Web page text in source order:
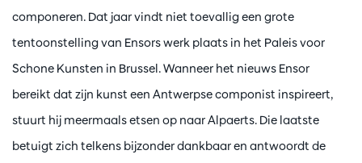
componeren. Dat jaar vindt niet toevallig een grote
tentoonstelling van Ensors werk plaats in het Paleis voor
Schone Kunsten in Brussel. Wanneer het nieuws Ensor
bereikt dat zijn kunst een Antwerpse componist inspireert,
stuurt hij meermaals etsen op naar Alpaerts. Die laatste
betuigt zich telkens bijzonder dankbaar en antwoordt de